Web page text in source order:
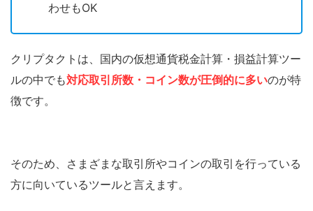
わせもOK
クリプタクトは、国内の仮想通貨税金計算・損益計算ツー
ルの中でも対応取引所数・コイン数が圧倒的に多いのが特
徴です。
そのため、さまざまな取引所やコインの取引を行っている
方に向いているツールと言えます。